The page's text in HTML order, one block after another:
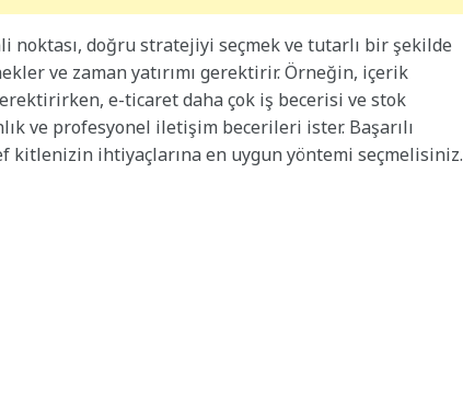
noktası, doğru stratejiyi seçmek ve tutarlı bir şekilde
ve zaman yatırımı gerektirir. Örneğin, içerik
e-ticaret daha çok iş becerisi ve stok
ve profesyonel iletişim becerileri ister. Başarılı
kitlenizin ihtiyaçlarına en uygun yöntemi seçmelisiniz.